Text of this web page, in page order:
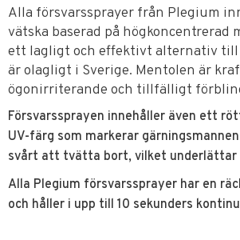
Alla försvarssprayer från Plegium
vätska baserad på högkoncentrerad
ett lagligt och effektivt alternativ till
är olagligt i Sverige. Mentolen är
ögonirriterande och tillfälligt
Försvarssprayen innehåller även ett
UV-färg som markerar
svårt att tvätta bort, vilket underlättar
Alla Plegium försvarssprayer har en
och håller i upp till 10 sekunders